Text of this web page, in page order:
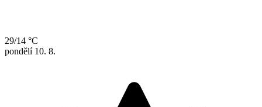
29/14 °C
pondělí 10. 8.